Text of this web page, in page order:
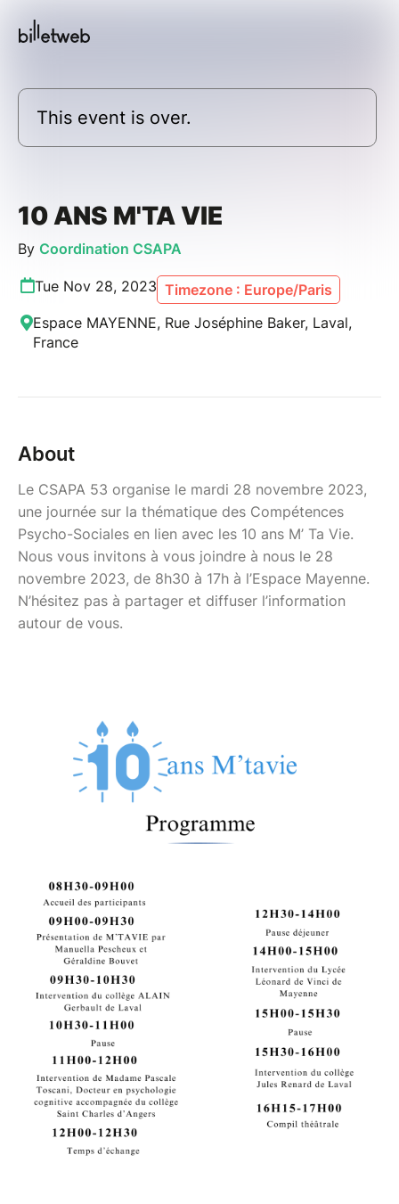
This event is over.
10 ANS M'TA VIE
By Coordination CSAPA
Tue Nov 28, 2023 Timezone : Europe/Paris
Espace MAYENNE, Rue Joséphine Baker, Laval,
France
About
Le CSAPA 53 organise le mardi 28 novembre 2023,
une journée sur la thématique des Compétences
Psycho-Sociales en lien avec les 10 ans M’ Ta Vie.
Nous vous invitons à vous joindre à nous le 28
novembre 2023, de 8h30 à 17h à l’Espace Mayenne.
N’hésitez pas à partager et diffuser l’information
autour de vous.